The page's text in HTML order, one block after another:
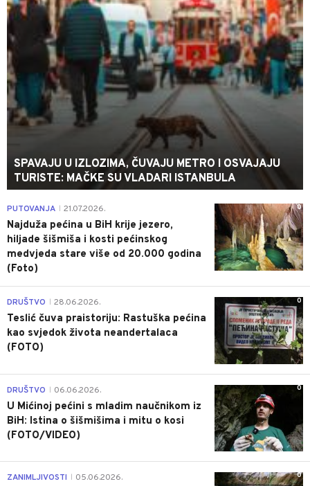
SPAVAJU U IZLOZIMA, ČUVAJU METRO I OSVAJAJU
TURISTE: MAČKE SU VLADARI ISTANBULA
0
PUTOVANJA 21.07.2026.
Najduža pećina u BiH krije jezero,
hiljade šišmiša i kosti pećinskog
medvjeda stare više od 20.000 godina
(Foto)
0
DRUŠTVO 28.06.2026.
Teslić čuva praistoriju: Rastuška pećina
kao svjedok života neandertalaca
(FOTO)
0
DRUŠTVO 06.06.2026.
U Mićinoj pećini s mladim naučnikom iz
BiH: Istina o šišmišima i mitu o kosi
(FOTO/VIDEO)
0
ZANIMLJIVOSTI 05.06.2026.